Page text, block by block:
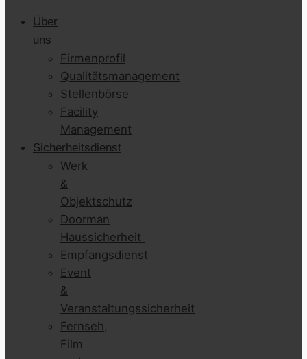
Über
uns
Firmenprofil
Qualitätsmanagement
Stellenbörse
Facility
Management
Sicherheitsdienst
Werk
&
Objektschutz
Doorman
Haussicherheit
Empfangsdienst
Event
&
Veranstaltungssicherheit
Fernseh,
Film